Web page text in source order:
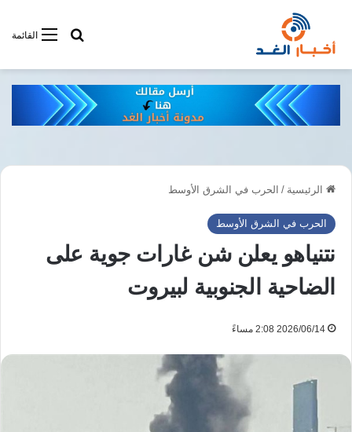
القائمةأبحت فى
الرئيسية / الحرب في الشرق الأوسط
الحرب في الشرق الأوسط
نتنياهو يعلن شن غارات جوية على
الضاحية الجنوبية لبيروت
2026/06/14 2:08 مساءً